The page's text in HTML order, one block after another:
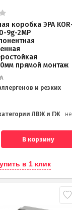
коробка ЭРА
9g-2MP
прямой монтаж
и резких
ЛВЖ и ГЖ
В корзину
в 1 клик